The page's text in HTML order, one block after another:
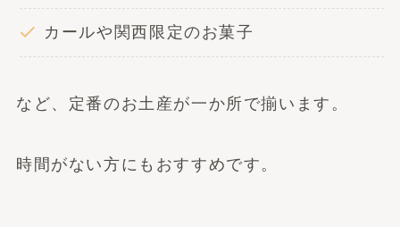
カールや関西限定のお菓子
など、定番のお土産が一か所で揃います。
時間がない方にもおすすめです。